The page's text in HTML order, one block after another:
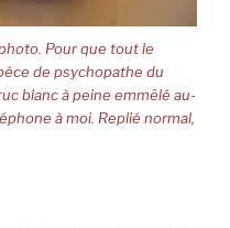
Pour que tout le
de psychopathe du
blanc à peine emmêlé au-
à moi. Replié normal,